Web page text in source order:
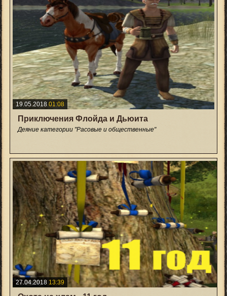
19.05.2018 01:08
Приключения Флойда и Дьюита
Деяние категории "Расовые и общественные"
27.04.2018 13:39